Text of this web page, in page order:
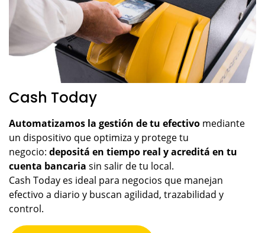
Cash Today
Automatizamos la gestión de tu efectivo mediante
un dispositivo que optimiza y protege tu
negocio: depositá en tiempo real y acreditá en tu
cuenta bancaria sin salir de tu local.
Cash Today es ideal para negocios que manejan
efectivo a diario y buscan agilidad, trazabilidad y
control.